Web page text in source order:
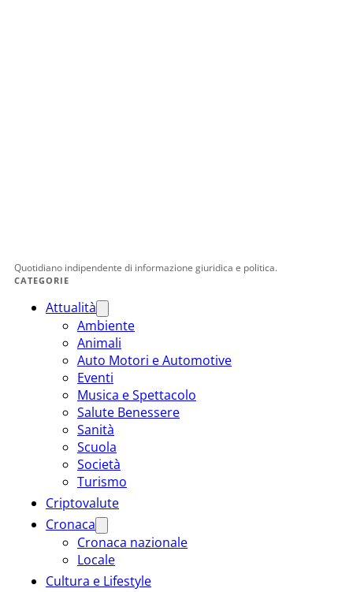
Quotidiano indipendente di informazione giuridica e politica.
CATEGORIE
Attualità
Ambiente
Animali
Auto Motori e Automotive
Eventi
Musica e Spettacolo
Salute Benessere
Sanità
Scuola
Società
Turismo
Criptovalute
Cronaca
Cronaca nazionale
Locale
Cultura e Lifestyle